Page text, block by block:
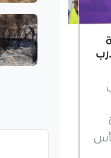
غويري يُثير
مستقبله.. هل
مرسيليا؟